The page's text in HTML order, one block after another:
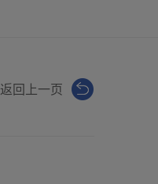
返回上一页